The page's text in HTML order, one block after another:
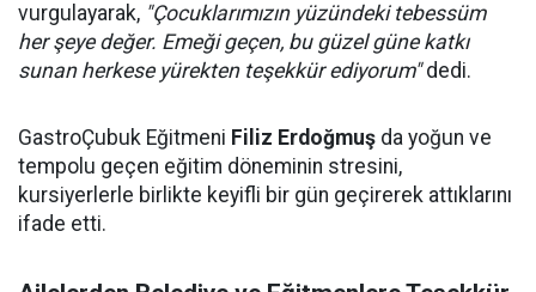
vurgulayarak, "Çocuklarımızın yüzündeki tebessüm
her şeye değer. Emeği geçen, bu güzel güne katkı
sunan herkese yürekten teşekkür ediyorum"dedi.
GastroÇubuk Eğitmeni Filiz Erdoğmuş da yoğun ve
tempolu geçen eğitim döneminin stresini,
kursiyerlerle birlikte keyifli bir gün geçirerek attıklarını
ifade etti.